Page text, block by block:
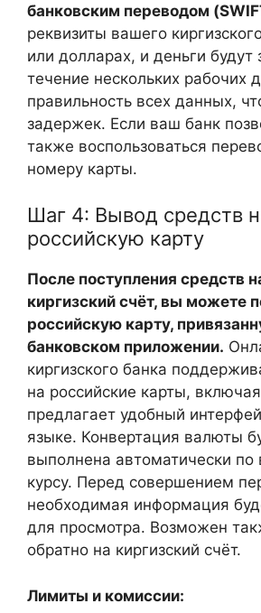
банковским переводом
реквизиты вашего
или долларах, и деньги будут
течение нескольких рабочих
правильность всех данных,
задержек. Если ваш банк
также воспользоваться
номеру карты.
Шаг 4: Вывод средств
российскую карту
После поступления средств
киргизский счёт, вы можете
российскую карту,
банковском приложении.
киргизского банка
на российские карты,
предлагает удобный
языке. Конвертация валюты
выполнена автоматически
курсу. Перед совершением
необходимая информация
для просмотра. Возможен
обратно на киргизский счёт.
Лимиты и комиссии: